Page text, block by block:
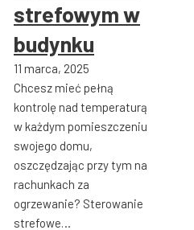
strefowym w
budynku
11 marca, 2025
Chcesz mieć pełną
kontrolę nad temperaturą
w każdym pomieszczeniu
swojego domu,
oszczędzając przy tym na
rachunkach za
ogrzewanie? Sterowanie
strefowe…